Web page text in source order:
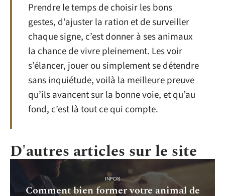
Prendre le temps de choisir les bons
gestes, d’ajuster la ration et de surveiller
chaque signe, c’est donner à ses animaux
la chance de vivre pleinement. Les voir
s’élancer, jouer ou simplement se détendre
sans inquiétude, voilà la meilleure preuve
qu’ils avancent sur la bonne voie, et qu’au
fond, c’est là tout ce qui compte.
D'autres articles sur le site
INFOS
Comment bien former votre animal de